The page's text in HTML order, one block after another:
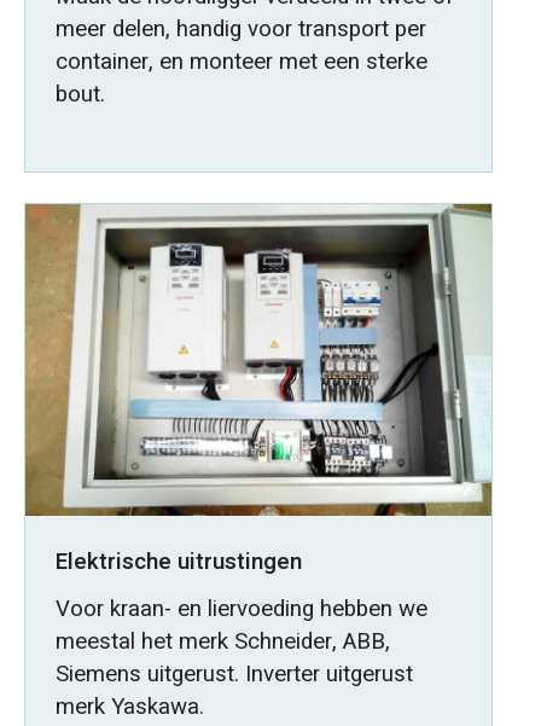
meer delen, handig voor transport per
container, en monteer met een sterke
bout.
Elektrische uitrustingen
Voor kraan- en liervoeding hebben we
meestal het merk Schneider, ABB,
Siemens uitgerust. Inverter uitgerust
merk Yaskawa.